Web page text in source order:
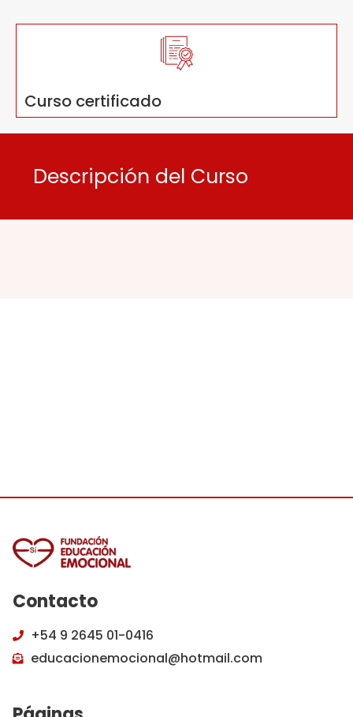
Curso certificado
Descripción del Curso
Contacto
+54 9 2645 01-0416
educacionemocional@hotmail.com